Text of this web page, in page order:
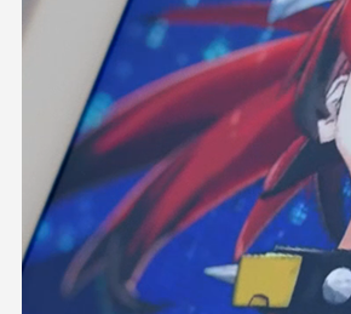
NEWS
AUDITION
COLLABORATION
SUPPORT ADVERTISING
OFFICIAL SHOP